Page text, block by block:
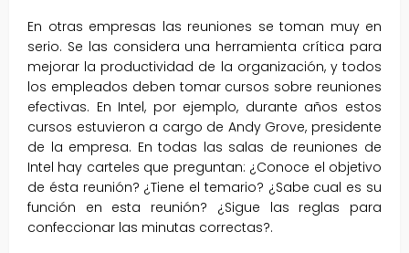
En otras empresas las reuniones se toman muy en
serio. Se las considera una herramienta crítica para
mejorar la productividad de la organización, y todos
los empleados deben tomar cursos sobre reuniones
efectivas. En Intel, por ejemplo, durante años estos
cursos estuvieron a cargo de Andy Grove, presidente
de la empresa. En todas las salas de reuniones de
Intel hay carteles que preguntan: ¿Conoce el objetivo
de ésta reunión? ¿Tiene el temario? ¿Sabe cual es su
función en esta reunión? ¿Sigue las reglas para
confeccionar las minutas correctas?.